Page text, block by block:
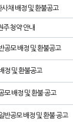
채 배정 및 환불공고
주 청약 안내
공모 배정 및 환불공고
정 및 환불공고
모 배정 및 환불 공고
반공모 배정 및 환불 공고